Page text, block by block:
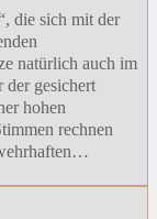
die sich mit der
natürlich auch im
gesichert
hohen
rechnen